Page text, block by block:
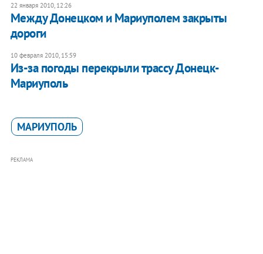
22 января 2010, 12:26
Между Донецком и Мариуполем закрыты
дороги
10 февраля 2010, 15:59
Из-за погоды перекрыли трассу Донецк-
Мариуполь
МАРИУПОЛЬ
РЕКЛАМА